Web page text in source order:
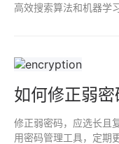
高效搜索算法和机器学
如何修正弱
修正弱密码，应选长且
用密码管理工具，定期